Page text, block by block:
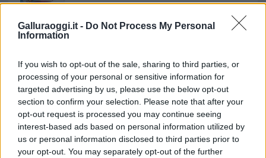
Galluraoggi.it - Do Not Process My Personal
Information
If you wish to opt-out of the sale, sharing to third parties, or
processing of your personal or sensitive information for
targeted advertising by us, please use the below opt-out
section to confirm your selection. Please note that after your
opt-out request is processed you may continue seeing
interest-based ads based on personal information utilized by
us or personal information disclosed to third parties prior to
your opt-out. You may separately opt-out of the further
Calangianus, allarme sul centro accoglienza
minori, Albieri: “Episodi gravissimi”